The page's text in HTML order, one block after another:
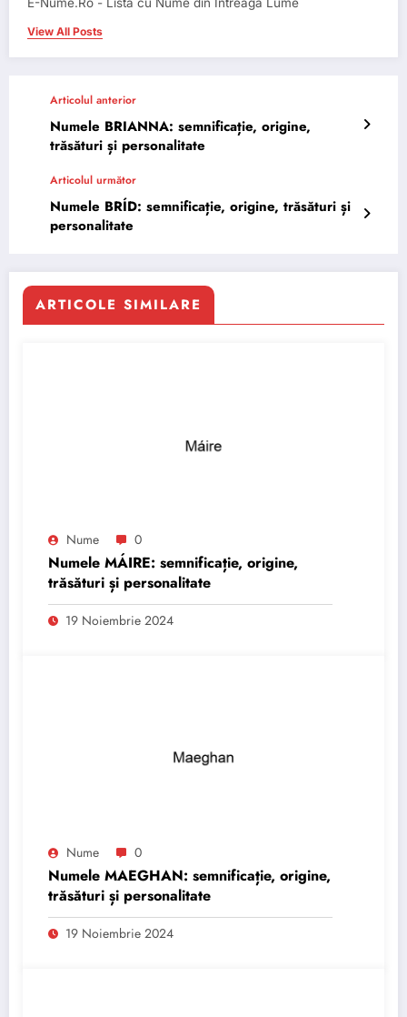
View All Posts
Articolul anterior
Numele BRIANNA: semnificație, origine,
trăsături și personalitate
Articolul următor
Numele BRÍD: semnificație, origine, trăsături și
personalitate
ARTICOLE SIMILARE
Nume 0
Numele MÁIRE: semnificație, origine,
trăsături și personalitate
19 Noiembrie 2024
Nume 0
Numele MAEGHAN: semnificație, origine,
trăsături și personalitate
19 Noiembrie 2024